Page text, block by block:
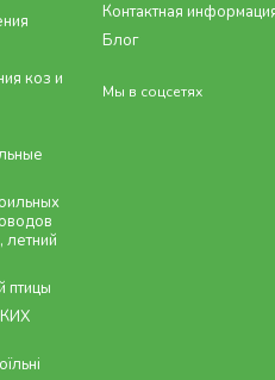
коз и
птицы
Контактная
Блог
Мы в соцсетях